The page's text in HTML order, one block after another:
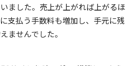
ました。売上が上がれば上がるほ
支払う手数料も増加し、手元に残
ませんでした。